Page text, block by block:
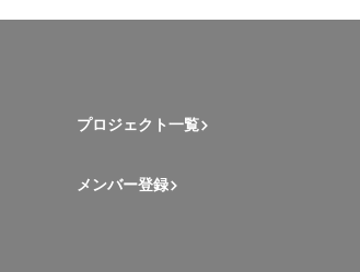
プロジェクト一覧
メンバー登録